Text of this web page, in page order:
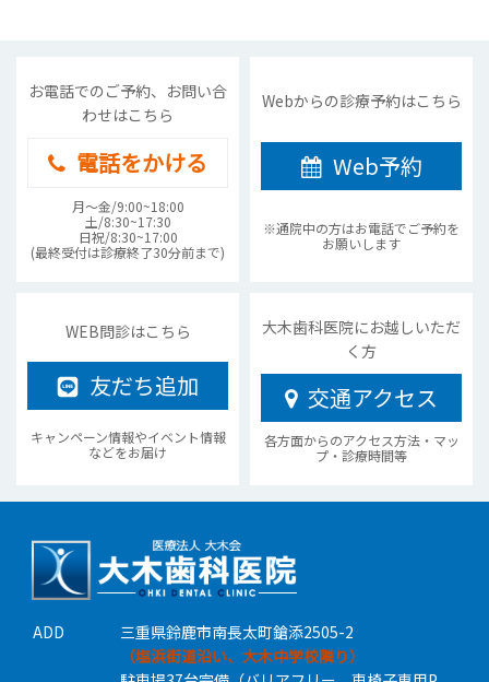
お電話でのご予約、お問い合
わせはこちら
電話をかける
月〜金/9:00~18:00
土/8:30~17:30
日祝/8:30~17:00
(最終受付は診療終了30分前まで)
Webからの診療予約はこちら
Web予約
※通院中の方はお電話でご予約を
お願いします
WEB問診はこちら
友だち追加
キャンペーン情報やイベント情報
などをお届け
大木歯科医院にお越しいただ
く方
交通アクセス
各方面からのアクセス方法・マッ
プ・診療時間等
ADD
三重県鈴鹿市南長太町鎗添2505-2
（塩浜街道沿い、大木中学校隣り）